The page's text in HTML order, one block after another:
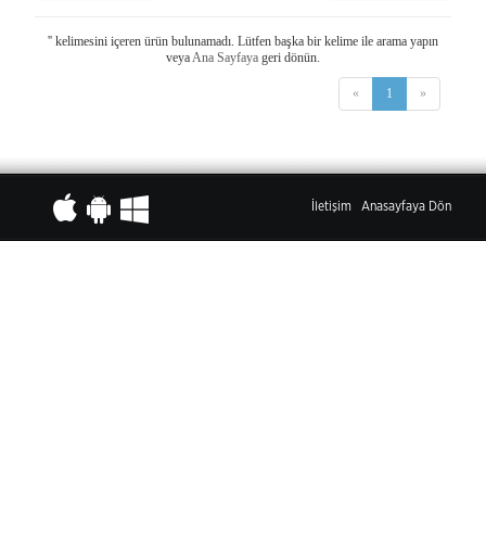
'' kelimesini içeren ürün bulunamadı. Lütfen başka bir kelime ile arama yapın
veyaAna Sayfaya geri dönün.
« 1 »
İletişim Anasayfaya Dön